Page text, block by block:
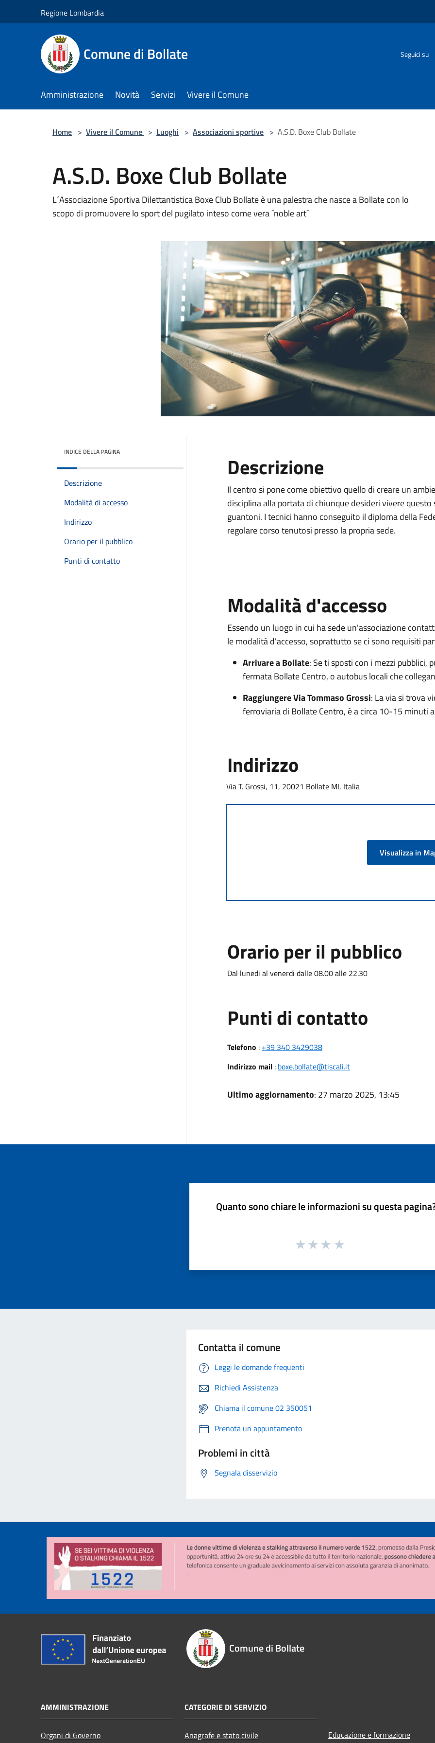
Regione Lombardia
Comune di Bollate Seguici su
Amministrazione Novità Servizi Vivere il Comune
Home > Vivere il Comune > Luoghi > Associazioni sportive > A.S.D. Boxe Club Bollate
A.S.D. Boxe Club Bollate
L´Associazione Sportiva Dilettantistica Boxe Club Bollate è una palestra che nasce a Bollate con lo
scopo di promuovere lo sport del pugilato inteso come vera ´noble art´
INDICE DELLA PAGINA
Descrizione
Modalità di accesso
Indirizzo
Orario per il pubblico
Punti di contatto
Descrizione
Il centro si pone come obiettivo quello di creare un
disciplina alla portata di chiunque desideri vivere
guantoni. I tecnici hanno conseguito il diploma della
regolare corso tenutosi presso la propria sede.
Modalità d'accesso
Essendo un luogo in cui ha sede un'associazione
le modalità d'accesso, soprattutto se ci sono requisiti
Arrivare a Bollate: Se ti sposti con i mezzi pubblici,
fermata Bollate Centro, o autobus locali che
Raggiungere Via Tommaso Grossi: La via si trova
ferroviaria di Bollate Centro, è a circa 10-15 minuti
Indirizzo
Via T. Grossi, 11, 20021 Bollate MI, Italia
Visualizza in
Orario per il pubblico
Dal lunedi al venerdi dalle 08.00 alle 22.30
Punti di contatto
Telefono : +39 340 3429038
Indirizzo mail: boxe.bollate@tiscali.it
Ultimo aggiornamento: 27 marzo 2025, 13:45
Quanto sono chiare le informazioni su questa
Contatta il comune
Leggi le domande frequenti
Richiedi Assistenza
Chiama il comune 02 350051
Prenota un appuntamento
Problemi in città
Segnala disservizio
Comune di Bollate
AMMINISTRAZIONE
Organi di Governo
CATEGORIE DI SERVIZIO
Anagrafe e stato civile Educazione e formazione